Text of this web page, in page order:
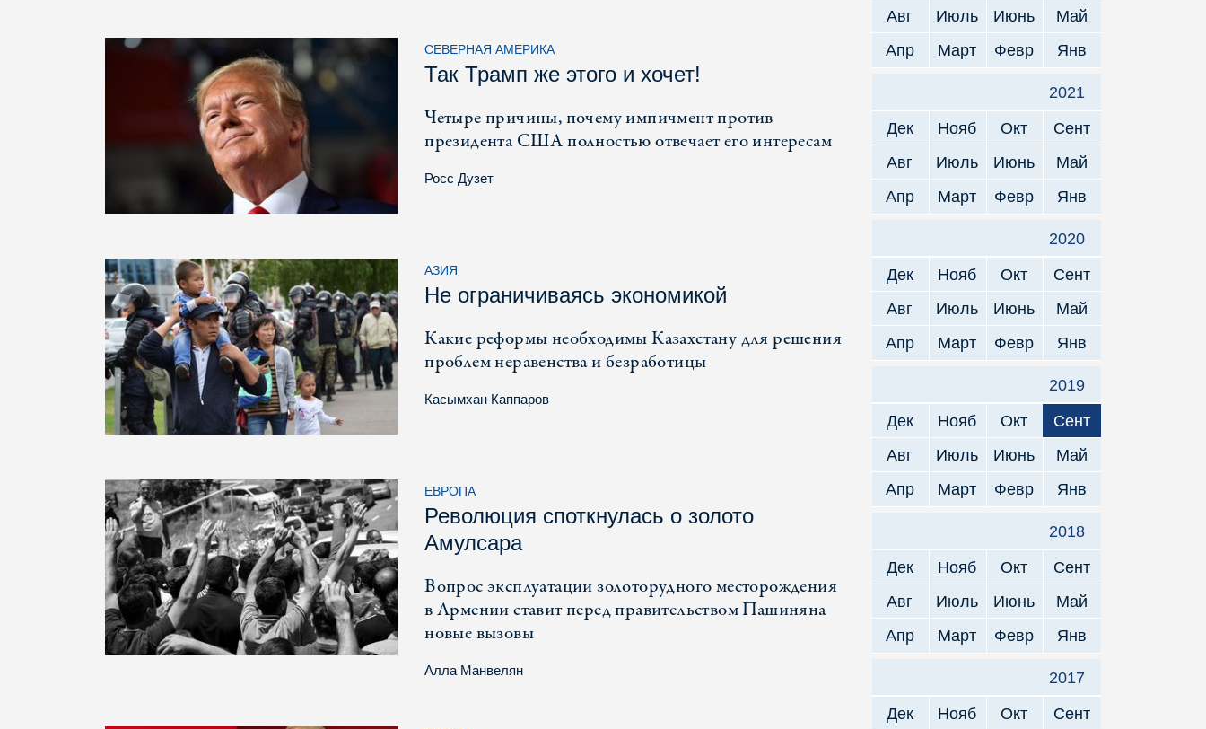
СЕВЕРНАЯ АМЕРИКА
Так Трамп же этого и хочет!
Четыре причины, почему импичмент против
президента США полностью отвечает его интересам
Росс Дузет
АЗИЯ
Не ограничиваясь экономикой
Какие реформы необходимы Казахстану для решения
проблем неравенства и безработицы
Касымхан Каппаров
ЕВРОПА
Революция споткнулась о золото
Амулсара
Вопрос эксплуатации золоторудного месторождения
в Армении ставит перед правительством Пашиняна
новые вызовы
Алла Манвелян
Авг
Июль Июнь
Май
Апр
Март Февр Янв
2021
Дек
Нояб Окт
Сент
Авг
Июль Июнь
Май
Апр
Март Февр Янв
2020
Дек
Нояб Окт
Сент
Авг
Июль Июнь
Май
Апр
Март Февр Янв
2019
Дек
Нояб Окт
Сент
Авг
Июль Июнь
Май
Апр
Март Февр Янв
2018
Дек
Нояб Окт
Сент
Авг
Июль Июнь
Май
Апр
Март Февр Янв
2017
Дек
Нояб Окт
Сент